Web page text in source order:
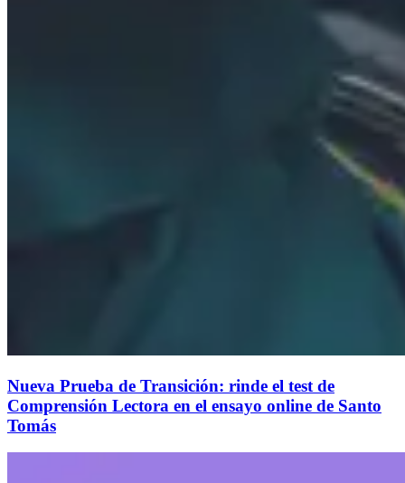
Nueva Prueba de Transición: rinde el test de
Comprensión Lectora en el ensayo online de Santo
Tomás